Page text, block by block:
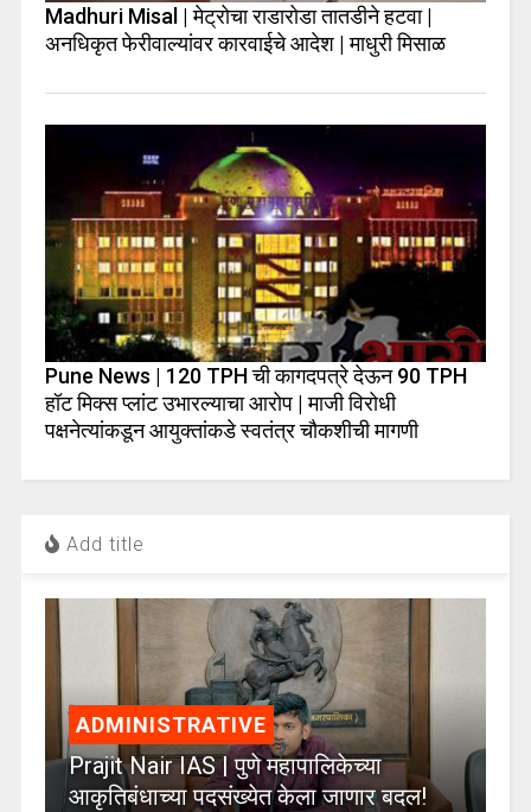
Madhuri Misal | मेट्रोचा राडारोडा तातडीने हटवा |
अनधिकृत फेरीवाल्यांवर कारवाईचे आदेश | माधुरी मिसाळ
Pune News | 120 TPH ची कागदपत्रे देऊन 90 TPH
हॉट मिक्स प्लांट उभारल्याचा आरोप | माजी विरोधी
पक्षनेत्यांकडून आयुक्तांकडे स्वतंत्र चौकशीची मागणी
Add title
ADMINISTRATIVE
Prajit Nair IAS | पुणे महापालिकेच्या
आकृतिबंधाच्या पदसंख्येत केला जाणार बदल!